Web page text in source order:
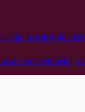
angielską
– koszykówka,